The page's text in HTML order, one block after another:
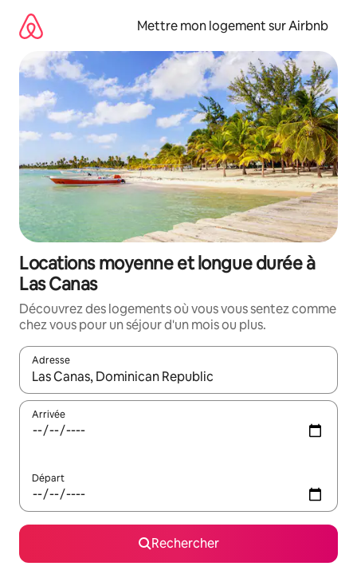
directement
Mettre mon logement sur Airbnb
Locations moyenne et longue durée à
Las Canas
Découvrez des logements où vous vous sentez comme
chez vous pour un séjour d'un mois ou plus.
Adresse
Lorsque les résultats s'affichent, utilisez les flèches vers le
Arrivée
Départ
Rechercher